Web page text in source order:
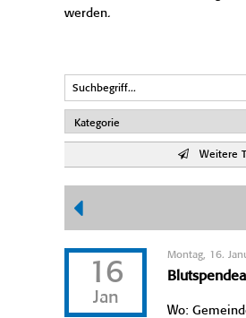
werden.
Weitere
16
Jan
Montag, 16.
Wo: